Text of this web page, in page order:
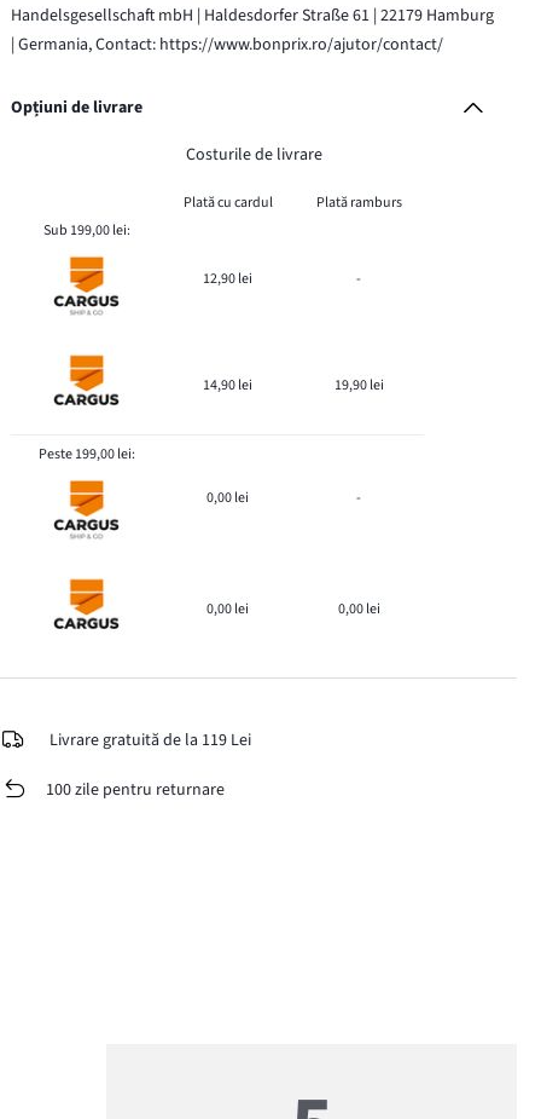
Handelsgesellschaft mbH | Haldesdorfer Straße 61 | 22179 Hamburg
| Germania, Contact: https://www.bonprix.ro/ajutor/contact/
Opțiuni de livrare
Costurile de livrare
Plată cu cardul
Plată ramburs
Sub 199,00 lei:
12,90 lei -
14,90 lei 19,90 lei
Peste 199,00 lei:
0,00 lei -
0,00 lei 0,00 lei
Livrare gratuită de la 119 Lei
100 zile pentru returnare